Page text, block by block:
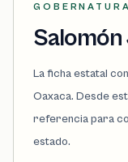
La ficha estatal
Oaxaca. Desde
referencia para
estado.